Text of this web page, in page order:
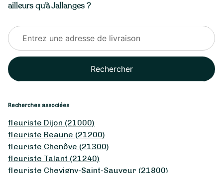
ailleurs qu’à Jallanges ?
Rechercher
Recherches associées
fleuriste Dijon (21000)
fleuriste Beaune (21200)
fleuriste Chenôve (21300)
fleuriste Talant (21240)
fleuriste Chevigny-Saint-Sauveur (21800)